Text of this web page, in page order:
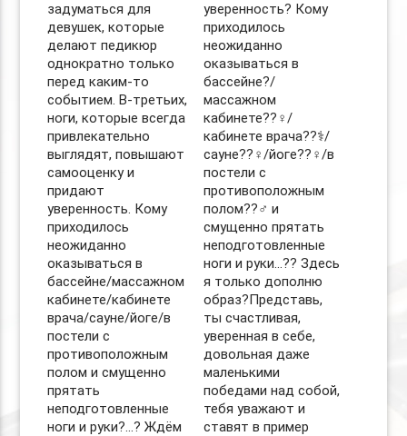
задуматься для
девушек, которые
делают педикюр
однократно только
перед каким-то
событием. В-третьих,
ноги, которые всегда
привлекательно
выглядят, повышают
самооценку и
придают
уверенность. Кому
приходилось
неожиданно
оказываться в
бассейне/массажном
кабинете/кабинете
врача/сауне/йоге/в
постели с
противоположным
полом и смущенно
прятать
неподготовленные
ноги и руки?…? Ждём
уверенность? Кому
приходилось
неожиданно
оказываться в
бассейне?/
массажном
кабинете??‍♀️/
кабинете врача??‍⚕️/
сауне??‍♀️/йоге??‍♀️/в
постели с
противоположным
полом??‍♂️ и
смущенно прятать
неподготовленные
ноги и руки…?? Здесь
я только дополню
образ?Представь,
ты счастливая,
уверенная в себе,
довольная даже
маленькими
победами над собой,
тебя уважают и
ставят в пример